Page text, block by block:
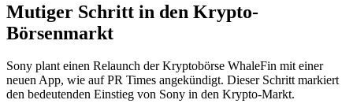
Mutiger Schritt in den Krypto-
Börsenmarkt
Sony plant einen Relaunch der Kryptobörse WhaleFin mit einer
neuen App, wie auf PR Times angekündigt. Dieser Schritt markiert
den bedeutenden Einstieg von Sony in den Krypto-Markt.